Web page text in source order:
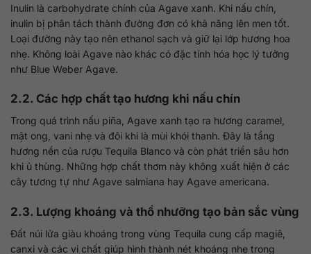
Inulin là carbohydrate chính của Agave xanh. Khi nấu chín,
inulin bị phân tách thành đường đơn có khả năng lên men tốt.
Loại đường này tạo nên ethanol sạch và giữ lại lớp hương hoa
nhẹ. Không loài Agave nào khác có đặc tính hóa học lý tưởng
như Blue Weber Agave.
2.2. Các hợp chất tạo hương khi nấu chín
Trong quá trình nấu piña, Agave xanh tạo ra hương caramel,
mật ong, vani nhẹ và đôi khi là mùi khói thanh. Đây là tầng
hương nền của rượu Tequila Blanco và còn phát triển sâu hơn
khi ủ thùng. Những hợp chất thơm này không xuất hiện ở các
cây tương tự như Agave salmiana hay Agave americana.
2.3. Lượng khoáng và thổ nhưỡng tạo bản sắc vùng
Đất núi lửa giàu khoáng trong vùng Tequila cung cấp magiê,
canxi và các vi chất giúp hình thành nét khoáng nhẹ trong